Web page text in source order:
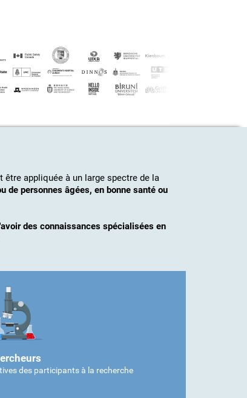
appliquée à un large spectre de la
de personnes âgées, en bonne santé ou
des connaissances spécialisées en
des participants à la recherche